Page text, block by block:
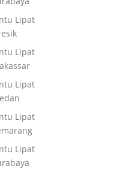
Lipat
Lipat
Lipat
Lipat
Lipat